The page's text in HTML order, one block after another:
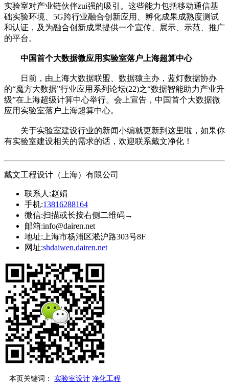
实验室对产业链伙伴zui强的吸引。这些能力包括移动通信基
础实验环境、5G跨行业融合创新应用、孵化成果成熟度测试
和认证，及为融合创新成果提供一个宣传、展示、示范、推广
的平台。
中国首个大数据微应用实验室落户上海超算中心
日前，由上海大数据联盟、数据猿主办，蓝灯数据协办
的“魔方大数据”行业应用系列论坛(22)之“数据智能助力产业升
级”在上海超级计算中心举行。会上宣告，中国首个大数据微
应用实验室落户上海超算中心。
关于实验室建设行业的新闻小编就更新到这里啦，如果你
有实验室建设相关的需求的话，欢迎联系戴文净化！
戴文工程设计（上海）有限公司
联系人:赵娟
手机:13816288164
微信:扫描或长按右侧二维码→
邮箱:info@dairen.net
地址: 上海市杨浦区淞沪路303号8F
网址:shdaiwen.dairen.net
本页关键词： 实验室设计 净化工程